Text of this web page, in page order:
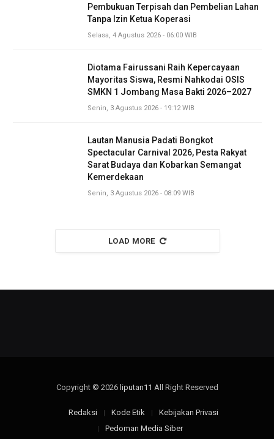
Pembukuan Terpisah dan Pembelian Lahan
Tanpa Izin Ketua Koperasi
Selasa, 4 Agustus 2026 - 06:00 WIB
Diotama Fairussani Raih Kepercayaan
Mayoritas Siswa, Resmi Nahkodai OSIS
SMKN 1 Jombang Masa Bakti 2026–2027
Senin, 3 Agustus 2026 - 19:12 WIB
Lautan Manusia Padati Bongkot
Spectacular Carnival 2026, Pesta Rakyat
Sarat Budaya dan Kobarkan Semangat
Kemerdekaan
Senin, 3 Agustus 2026 - 08:09 WIB
LOAD MORE
Copyright © 2026 liputan11 All Right Reserved
Redaksi Kode Etik
Kebijakan Privasi
Pedoman Media Siber